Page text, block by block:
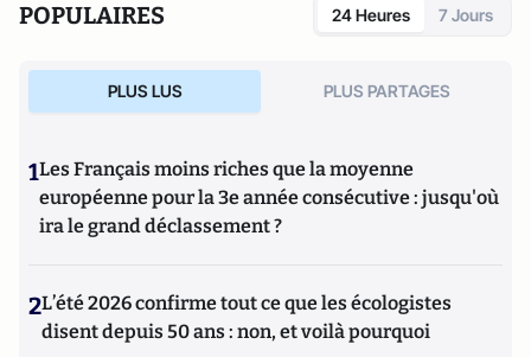
POPULAIRES 24 Heures 7 Jours
PLUS LUS PLUS PARTAGES
1Les Français moins riches que la moyenne
européenne pour la 3e année consécutive : jusqu'où
ira le grand déclassement ?
2L’été 2026 confirme tout ce que les écologistes
disent depuis 50 ans : non, et voilà pourquoi